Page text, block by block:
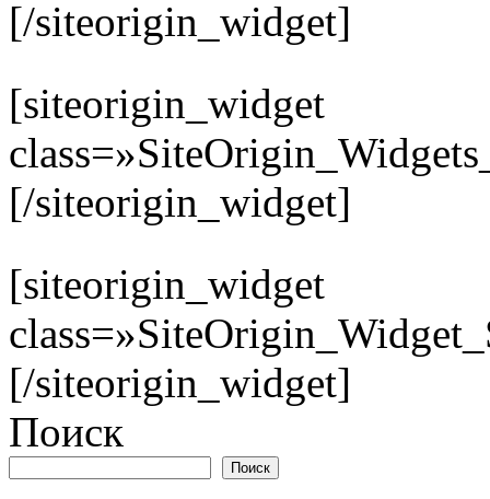
[/siteorigin_widget]
[siteorigin_widget
[/siteorigin_widget]
[siteorigin_widget
[/siteorigin_widget]
Поиск
Поиск